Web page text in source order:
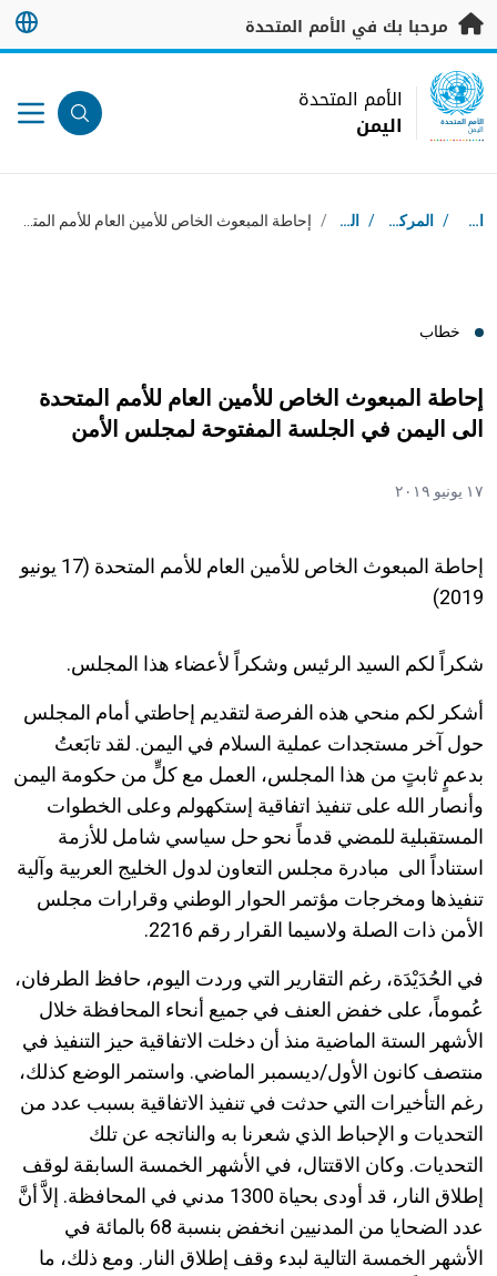
تخطى إلى المحتوى الرئيسي
مرحبا بك في الأمم المتحدة
UN Logo
الأمم المتحدة
اليمن
الأمم المتحدة
اليمن
مسار التنقل
استقبال / المركز الإعلامي / الخطب /
خطاب
إحاطة المبعوث الخاص للأمين العام للأمم المتحدة
الى اليمن في الجلسة المفتوحة لمجلس الأمن
١٧ يونيو ٢٠١٩
إحاطة المبعوث الخاص للأمين العام للأمم المتحدة (17 يونيو
2019)
شكراً لكم السيد الرئيس وشكراً لأعضاء هذا المجلس.
أشكر لكم منحي هذه الفرصة لتقديم إحاطتي أمام المجلس
حول آخر مستجدات عملية السلام في اليمن. لقد تابَعتُ
بدعمٍ ثابتٍ من هذا المجلس، العمل مع كلٍّ من حكومة اليمن
وأنصار الله على تنفيذ اتفاقية إستكهولم وعلى الخطوات
المستقبلية للمضي قدماً نحو حل سياسي شامل للأزمة
استناداً الى مبادرة مجلس التعاون لدول الخليج العربية وآلية
تنفيذها ومخرجات مؤتمر الحوار الوطني وقرارات مجلس
الأمن ذات الصلة ولاسيما القرار رقم 2216.
في الحُدَيْدَة، رغم التقارير التي وردت اليوم، حافظ الطرفان،
عُموماً، على خفض العنف في جميع أنحاء المحافظة خلال
الأشهر الستة الماضية منذ أن دخلت الاتفاقية حيز التنفيذ في
منتصف كانون الأول/ديسمبر الماضي. واستمر الوضع كذلك،
رغم التأخيرات التي حدثت في تنفيذ الاتفاقية بسبب عدد من
التحديات و الإحباط الذي شعرنا به والناتجه عن تلك
التحديات. وكان الاقتتال، في الأشهر الخمسة السابقة لوقف
إطلاق النار، قد أودى بحياة 1300 مدني في المحافظة. إلاَّ أنَّ
عدد الضحايا من المدنيين انخفض بنسبة 68 بالمائة في
الأشهر الخمسة التالية لبدء وقف إطلاق النار. ومع ذلك، ما